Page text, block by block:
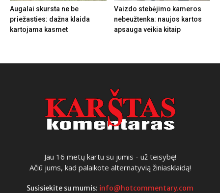
Augalai skursta ne be
priežasties: dažna klaida
kartojama kasmet
Vaizdo stebėjimo kameros
nebeužtenka: naujos kartos
apsauga veikia kitaip
Jau 16 metų kartu su jumis - už teisybę!
Ačiū jums, kad palaikote alternatyvią žiniasklaidą!
Susisiekite su mumis: info@hotcommentary.com